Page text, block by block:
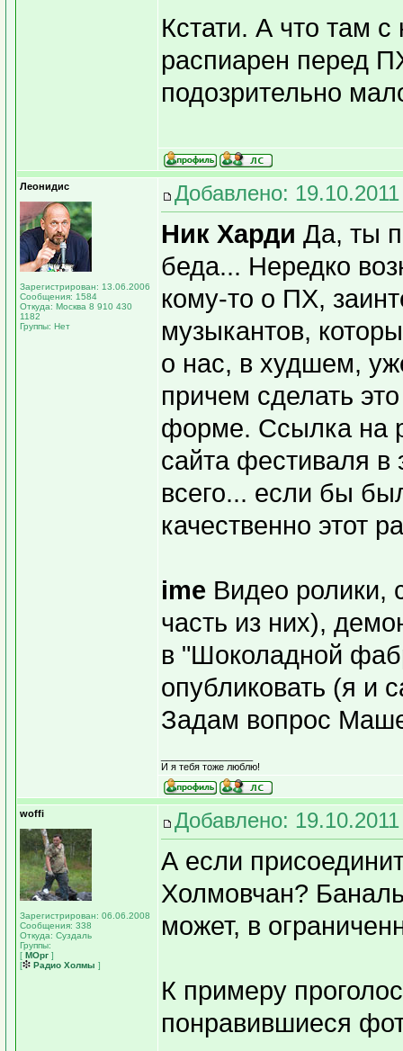
Кстати. А что там
распиарен перед
подозрительно
Леонидис
Зарегистрирован: 13.06.2006
Сообщения: 1584
Откуда: Москва 8 910 430
1182
Группы: Нет
Добавлено:
Ник Харди Да, ты
беда... Нередко
кому-то о ПХ,
музыкантов,
о нас, в худшем,
причем сделать
форме. Ссылка на
сайта фестиваля
всего... если бы
качественно этот
ime Видео ролики,
часть из них),
в "Шоколадной
опубликовать (я и
Задам вопрос
И я тебя тоже люблю!
woffi
Зарегистрирован: 06.06.2008
Сообщения: 338
Откуда: Суздаль
Группы:
[ МОрг ]
[
Радио Холмы ]
Добавлено:
А если
Холмовчан?
может, в
К примеру
понравившиеся